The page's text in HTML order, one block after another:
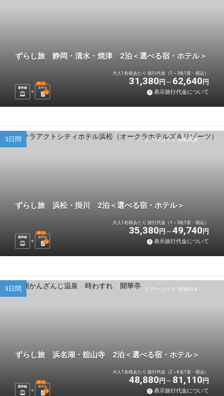
ずらし旅 静岡・清水・焼津 2泊＜選べる宿・ホテル＞
新幹線 ホテル
選べる
2泊
大人1名様あたり 旅行代金（1～3名1室・税込）
31,380 円 62,640 円
表示旅行代金について
ツアーコード N96908
3日間
ずらし旅 浜松・掛川 2泊＜選べる宿・ホテル＞
新幹線 ホテル
選べる
2泊
大人1名様あたり 旅行代金（1～3名1室・税込）
35,380 円 49,740 円
表示旅行代金について
ツアーコード N96914
3日間
ずらし旅 浜名湖・舘山寺 2泊＜選べる宿・ホテル＞
新幹線 ホテル
選べる
2泊
大人1名様あたり 旅行代金（2～6名1室・税込）
48,880 円 81,110 円
表示旅行代金について